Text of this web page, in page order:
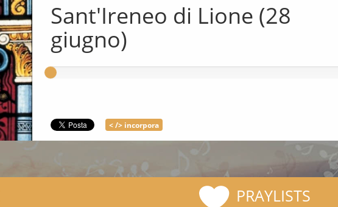
Sant'Ireneo di Lione (28
giugno)
< /> incorpora
PRAYLISTS